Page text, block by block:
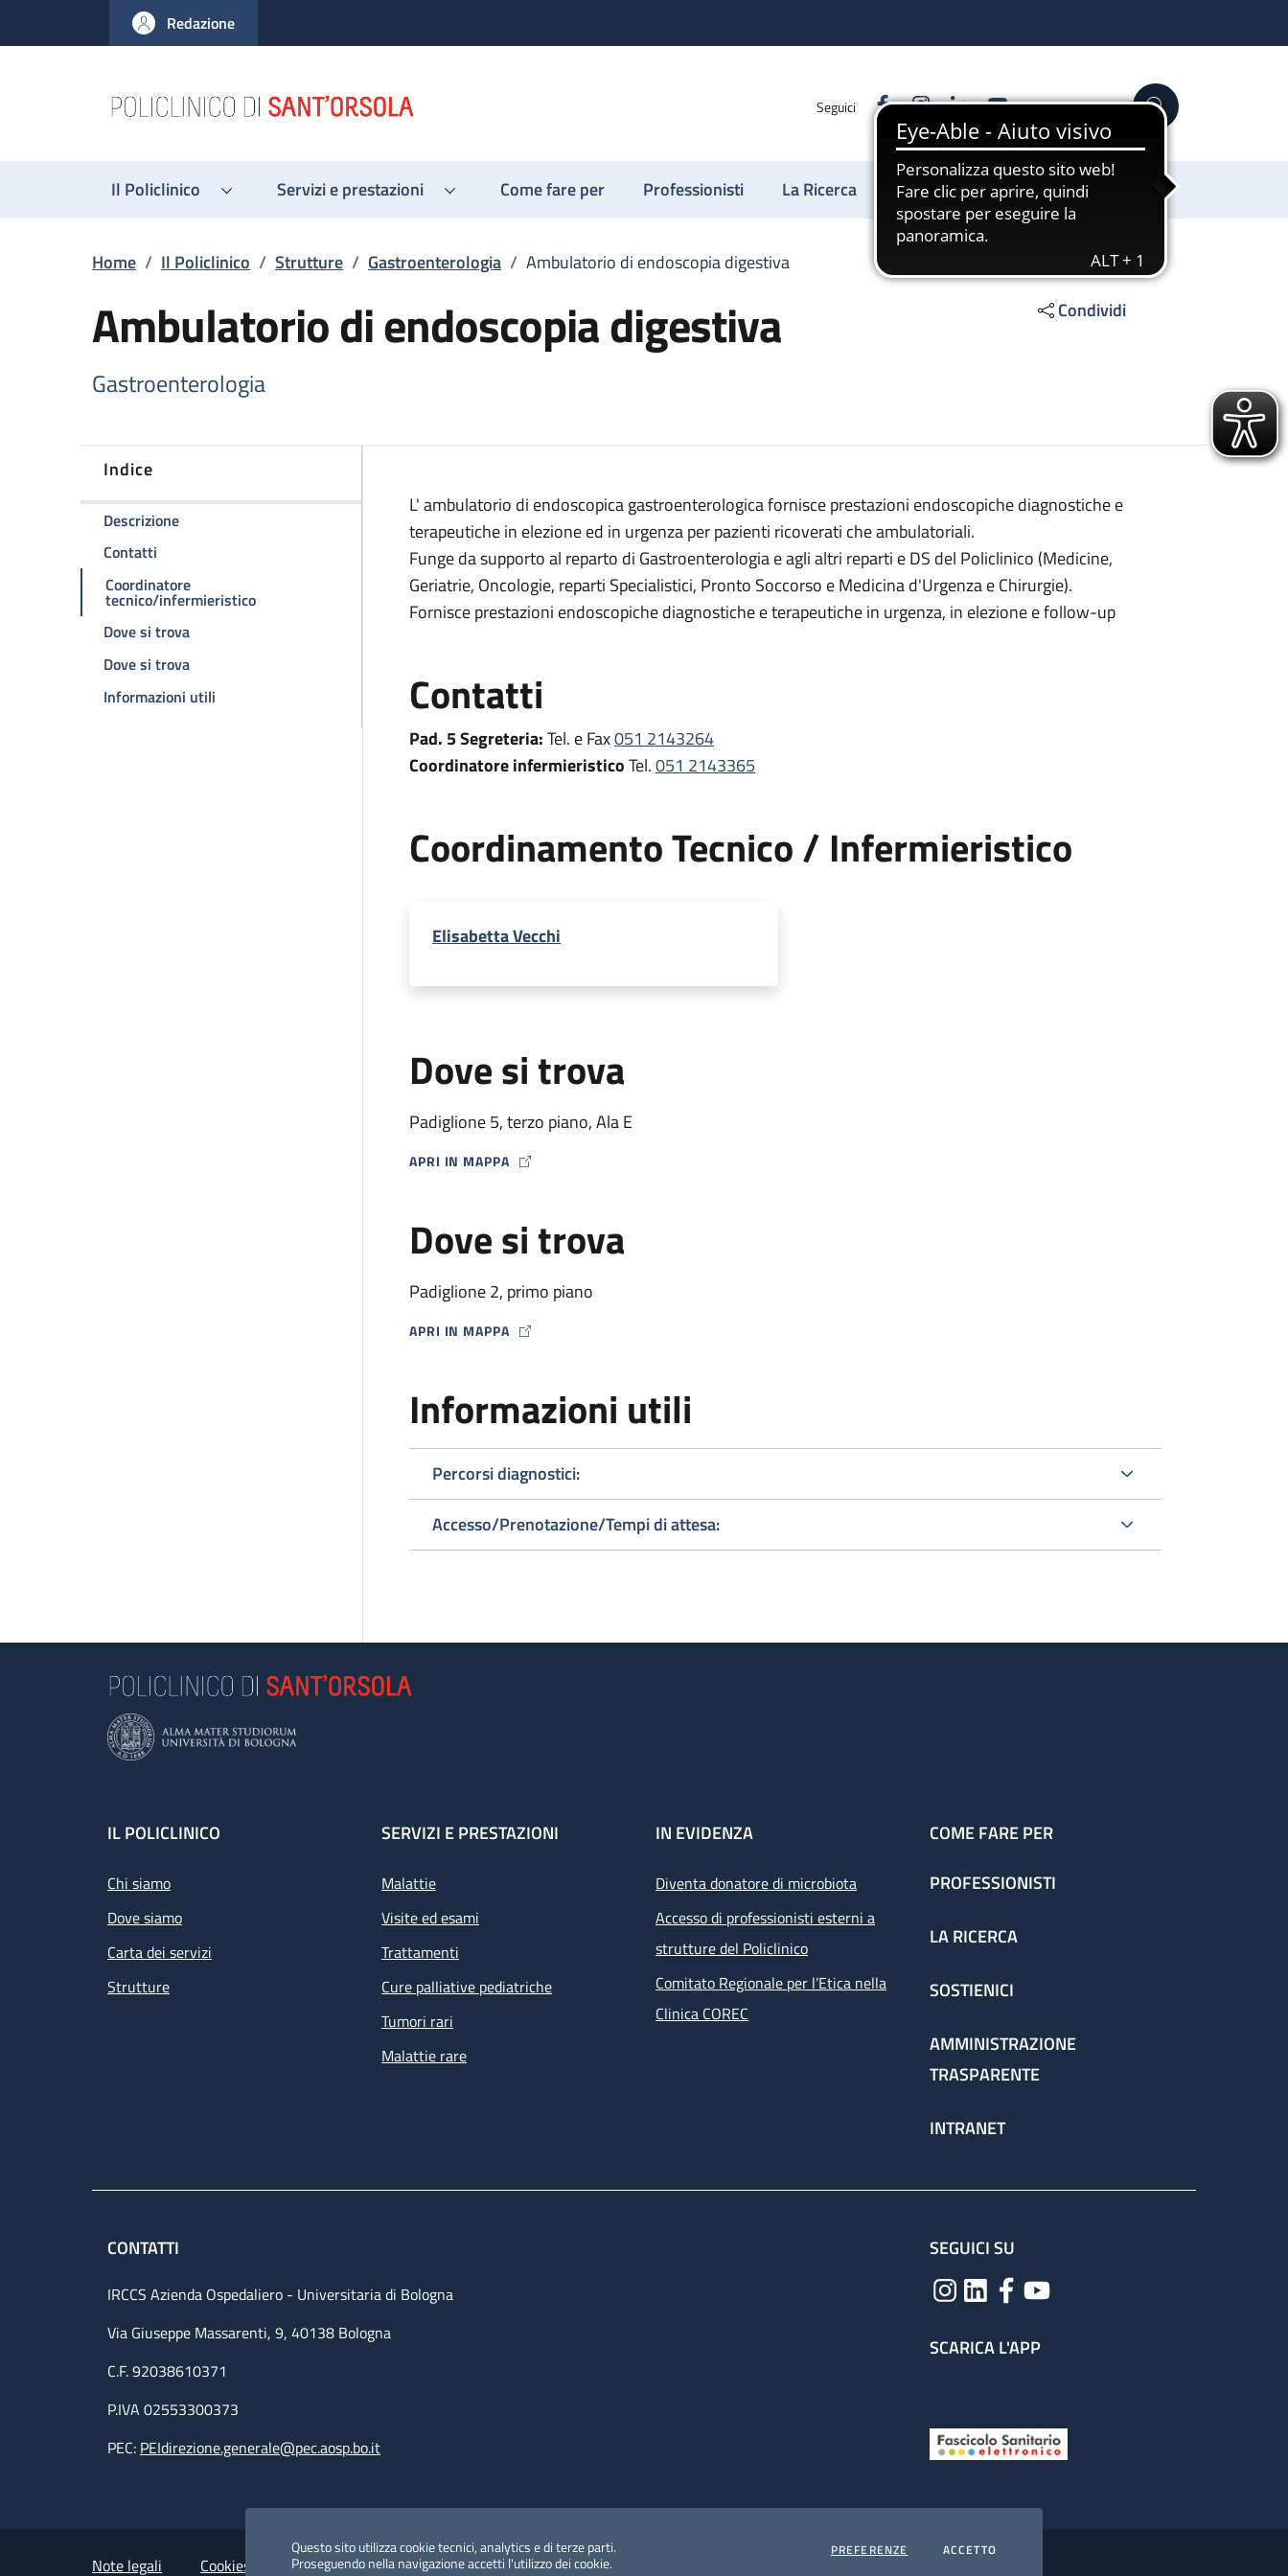
al contenuto principale
to footer content
Questo sito utilizza cookie tecnici, analytics e di terze parti.
Proseguendo nella navigazione accetti l'utilizzo dei cookie.
PREFERENZE COOKIESACCETTOI COOKIES
Redazione
Seguici FacebookInstagram
LinkedinYouTube Cerca
Il Policlinico Servizi e prestazioni Come fare per Professionisti La Ricerca Sostienici
Briciole di pane
Home / Il Policlinico / Strutture / Gastroenterologia / Ambulatorio di endoscopia digestiva
Ambulatorio di endoscopia digestiva
Gastroenterologia
Condividi
Indice
Descrizionedella pagina Ambulatorio di endoscopia digestiva
Contatti della pagina Ambulatorio di endoscopia digestiva
Coordinatore
tecnico/infermieristicodella pagina Ambulatorio di endoscopia digestiva
Dove si trovadella pagina Ambulatorio di endoscopia digestiva
Dove si trovadella pagina Ambulatorio di endoscopia digestiva
Informazioni utili della pagina Ambulatorio di endoscopia digestiva
Descrizione
L' ambulatorio di endoscopica gastroenterologica fornisce prestazioni endoscopiche diagnostiche e
terapeutiche in elezione ed in urgenza per pazienti ricoverati che ambulatoriali.
Funge da supporto al reparto di Gastroenterologia e agli altri reparti e DS del Policlinico (Medicine,
Geriatrie, Oncologie, reparti Specialistici, Pronto Soccorso e Medicina d'Urgenza e Chirurgie).
Fornisce prestazioni endoscopiche diagnostiche e terapeutiche in urgenza, in elezione e follow-up
Contatti
Pad. 5 Segreteria:Tel. e Fax051 2143264
Coordinatore infermieristicoTel.051 2143365
Coordinamento Tecnico / Infermieristico
Elisabetta Vecchi
Dove si trova
Padiglione 5, terzo piano, Ala E
APRI IN MAPPA
MAP ICON
Dove si trova
Padiglione 2, primo piano
APRI IN MAPPA
MAP ICON
Informazioni utili
Percorsi diagnostici:
Accesso/Prenotazione/Tempi di attesa:
Footer
IL POLICLINICO
Chi siamo
Dove siamo
Carta dei servizi
Strutture
SERVIZI E PRESTAZIONI
Malattie
Visite ed esami
Trattamenti
Cure palliative pediatriche
Tumori rari
Malattie rare
IN EVIDENZA
Diventa donatore di microbiota
Accesso di professionisti esterni a
strutture del Policlinico
Comitato Regionale per l’Etica nella
Clinica COREC
COME FARE PER
PROFESSIONISTI
LA RICERCA
SOSTIENICI
AMMINISTRAZIONE
TRASPARENTE
INTRANET
CONTATTI
IRCCS Azienda Ospedaliero - Universitaria di Bologna
Via Giuseppe Massarenti, 9, 40138 Bologna
C.F. 92038610371
P.IVA 02553300373
PEC: PEIdirezione.generale@pec.aosp.bo.it
SEGUICI SU
SCARICA L'APP
Small prints
Useful links section
Note legali Cookies Policy Policy privacy e protezione del dato personale